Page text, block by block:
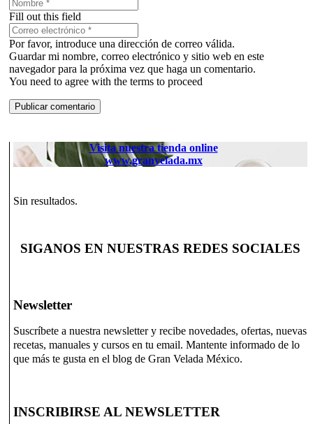
Fill out this field
Por favor, introduce una dirección de correo válida.
Guardar mi nombre, correo electrónico y sitio web en este
navegador para la próxima vez que haga un comentario.
You need to agree with the terms to proceed
Publicar comentario
Visita nuestra tienda online
www.granvelada.mx
Sin resultados.
SIGANOS EN NUESTRAS REDES SOCIALES
Newsletter
Suscríbete a nuestra newsletter y recibe novedades, ofertas, nuevas
recetas, manuales y cursos en tu email. Mantente informado de lo
que más te gusta en el blog de Gran Velada México.
INSCRIBIRSE AL NEWSLETTER